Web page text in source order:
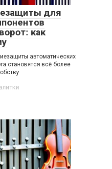
для
как
автоматических
становятся всё более